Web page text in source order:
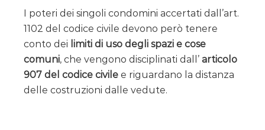
I poteri dei singoli condomini accertati dall’art.
1102 del codice civile devono però tenere
conto dei limiti di uso degli spazi e cose
comuni, che vengono disciplinati dall’ articolo
907 del codice civile e riguardano la distanza
delle costruzioni dalle vedute.